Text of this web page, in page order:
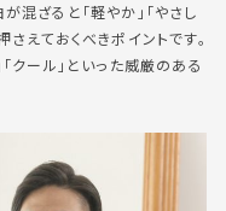
混ざると「軽やか」「やさし
さえておくべきポイントです。
「クール」といった威厳のある